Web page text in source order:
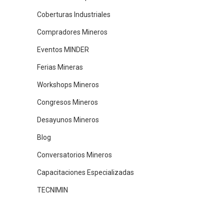
Coberturas Industriales
Compradores Mineros
Eventos MINDER
Ferias Mineras
Workshops Mineros
Congresos Mineros
Desayunos Mineros
Blog
Conversatorios Mineros
Capacitaciones Especializadas
TECNIMIN